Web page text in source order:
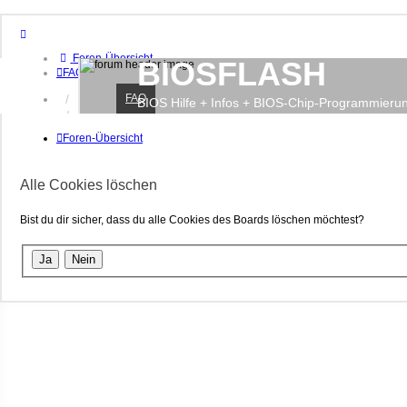
Foren-Übersicht
FAQ
Anmelden
Registrieren
BIOSFLASH
BIOS Hilfe + Infos + BIOS-Chip-
FAQ
Foren-Übersicht
Alle Cookies löschen
Bist du dir sicher, dass du alle Cookies des Boards löschen möchtest?